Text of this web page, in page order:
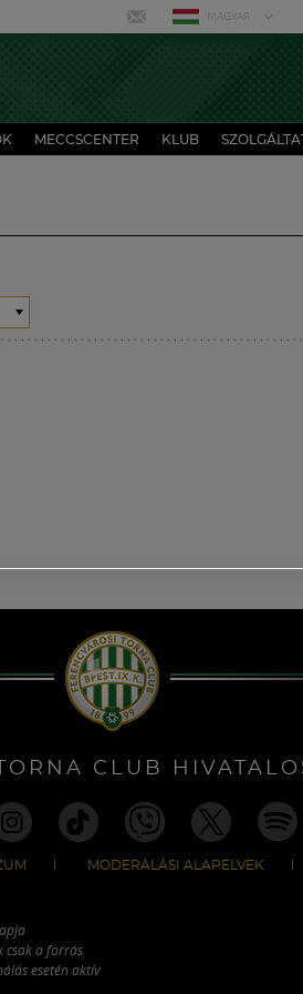
MAGYAR
MECCSCENTER KLUB
CLUB
MODERÁLÁSI ALAPELVEK
csak a forrás
esetén aktív